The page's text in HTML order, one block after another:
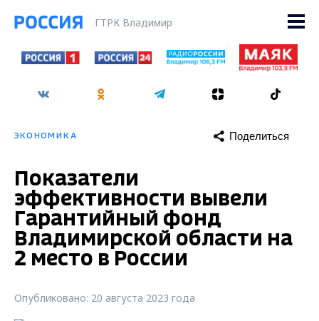
ГТРК Владимир
ЭКОНОМИКА Поделиться
Показатели
эффективности вывели
Гарантийный фонд
Владимирской области на
2 место в России
Опубликовано: 20 августа 2023 года